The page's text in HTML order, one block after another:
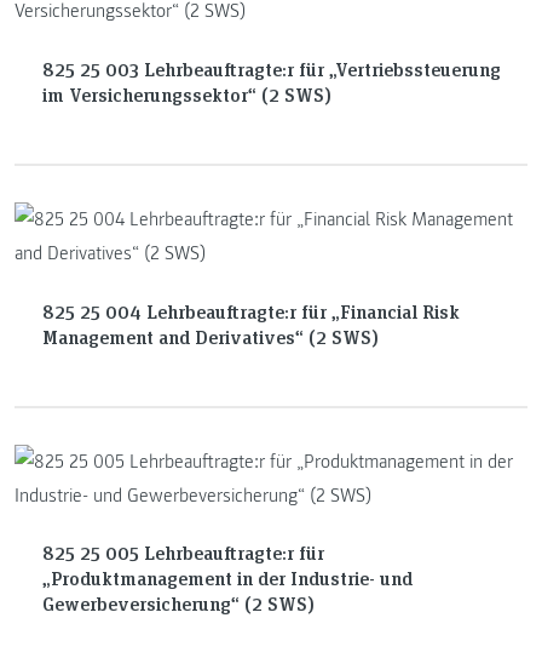
825 25 003 Lehrbeauftragte:r für „Vertriebssteuerung
im Versicherungssektor“ (2 SWS)
825 25 004 Lehrbeauftragte:r für „Financial Risk
Management and Derivatives“ (2 SWS)
825 25 005 Lehrbeauftragte:r für
„Produktmanagement in der Industrie- und
Gewerbeversicherung“ (2 SWS)